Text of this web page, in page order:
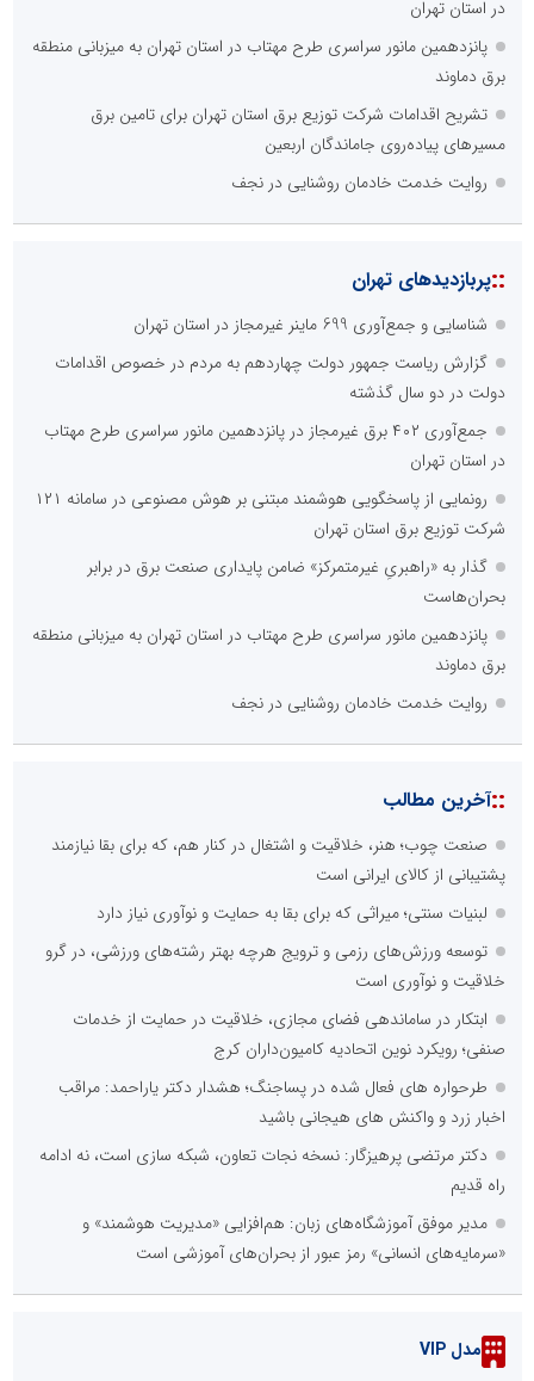
در استان تهران
پانزدهمین مانور سراسری طرح مهتاب در استان تهران به میزبانی منطقه
برق دماوند
تشریح اقدامات شرکت توزیع برق استان تهران برای تامین برق
مسیرهای پیاده‌روی جاماندگان اربعین
روایت خدمت خادمان روشنایی در نجف
::پربازدیدهای تهران
شناسایی و جمع‌آوری 699 ماینر غیرمجاز در استان تهران
گزارش ریاست جمهور دولت چهاردهم به مردم در خصوص اقدامات
دولت در دو سال گذشته
جمع‌آوری ۴۰۲ برق غیرمجاز در پانزدهمین مانور سراسری طرح مهتاب
در استان تهران
رونمایی از پاسخگویی هوشمند مبتنی بر هوش مصنوعی در سامانه ۱۲۱
شرکت توزیع برق استان تهران
گذار به «راهبریِ غیرمتمرکز» ضامن پایداری صنعت برق در برابر
بحران‌هاست
پانزدهمین مانور سراسری طرح مهتاب در استان تهران به میزبانی منطقه
برق دماوند
روایت خدمت خادمان روشنایی در نجف
::آخرین مطالب
صنعت چوب؛ هنر، خلاقیت و اشتغال در کنار هم، که برای بقا نیازمند
پشتیبانی از کالای ایرانی است
لبنیات سنتی؛ میراثی که برای بقا به حمایت و نوآوری نیاز دارد
توسعه ورزش‌های رزمی و ترویج هرچه بهتر رشته‌های ورزشی، در گرو
خلاقیت و نوآوری است
ابتکار در ساماندهی فضای مجازی، خلاقیت در حمایت از خدمات
صنفی؛ رویکرد نوین اتحادیه کامیون‌داران کرج
طرحواره های فعال شده در پساجنگ؛ هشدار دکتر یاراحمد: مراقب
اخبار زرد و واکنش های هیجانی باشید
دکتر مرتضی پرهیزگار: نسخه نجات تعاون، شبکه سازی است، نه ادامه
راه قدیم
مدیر موفق آموزشگاه‌های زبان: هم‌افزایی «مدیریت هوشمند» و
«سرمایه‌های انسانی» رمز عبور از بحران‌های آموزشی است
مدل VIP